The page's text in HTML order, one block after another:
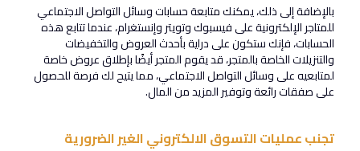
بالإضافة إلى ذلك، يمكنك متابعة حسابات وسائل التواصل الاجتماعي
للمتاجر الإلكترونية على فيسبوك وتويتر وإنستغرام، عندما تتابع هذه
الحسابات، فإنك ستكون على دراية بأحدث العروض والتخفيضات
والتنزيلات الخاصة بالمتجر، قد يقوم المتجر أيضًا بإطلاق عروض خاصة
لمتابعيه على وسائل التواصل الاجتماعي، مما يتيح لك فرصة للحصول
على صفقات رائعة وتوفير المزيد من المال.
تجنب عمليات التسوق الالكتروني الغير الضرورية